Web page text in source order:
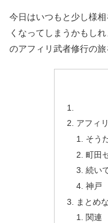
今日はいつもと少し様
くなってしまうかもし
のアフィリ武者修行の旅
アフィ
そう
町田
続い
神戸
まとめ
関連